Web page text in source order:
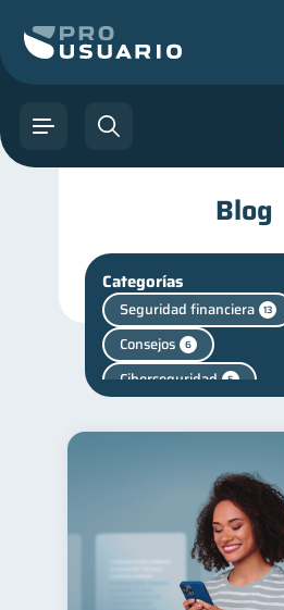
Blog
Categorías
Seguridad financiera 13
Consejos 6
Ciberseguridad 5
Finanzas personales 44
Manejo de deudas 31
Educación financiera 31
Finanzas para jóvenes 30